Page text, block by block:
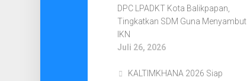
DPC LPADKT Kota Balikpapan,
Tingkatkan SDM Guna Menyambut
IKN
Juli 26, 2026
KALTIMKHANA 2026 Siap